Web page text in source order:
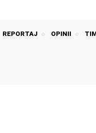
REPORTAJ OPINII